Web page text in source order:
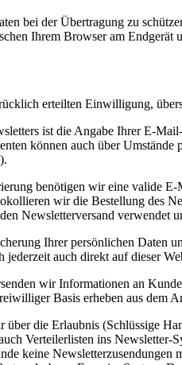
bei der Übertragung zu
Ihrem Browser am Endgerät
erteilten Einwilligung,
ist die Angabe Ihrer E-
können auch über
benötigen wir eine valide
wir die Bestellung des
Newsletterversand verwendet
Ihrer persönlichen Daten
jederzeit auch direkt auf dieser
wir Informationen an
Basis erheben aus dem
über die Erlaubnis (Schlüssige
Verteilerlisten ins Newsletter-
keine